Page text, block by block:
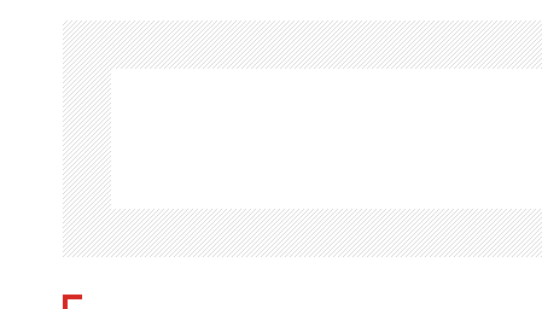
і
г
а
ц
і
я